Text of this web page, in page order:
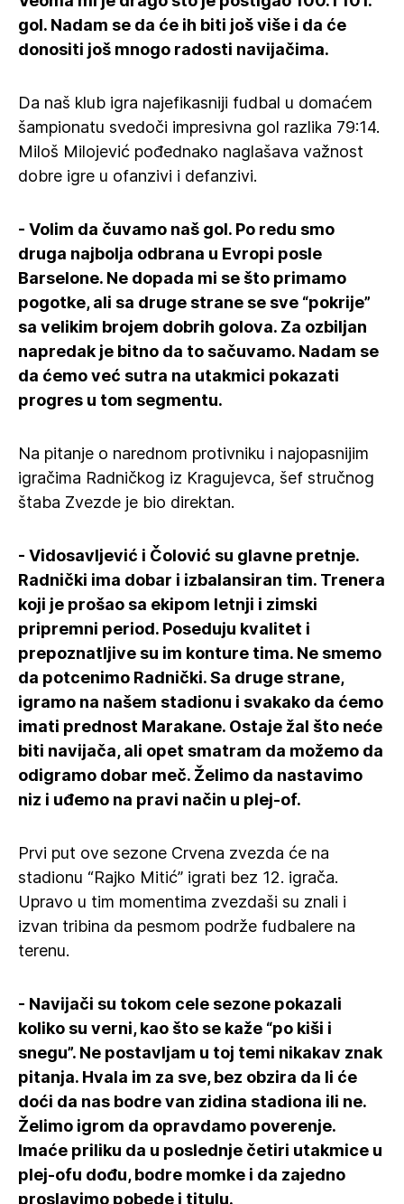
gol. Nadam se da će ih biti još više i da će
donositi još mnogo radosti navijačima.
Da naš klub igra najefikasniji fudbal u domaćem
šampionatu svedoči impresivna gol razlika 79:14.
Miloš Milojević pođednako naglašava važnost
dobre igre u ofanzivi i defanzivi.
- Volim da čuvamo naš gol. Po redu smo
druga najbolja odbrana u Evropi posle
Barselone. Ne dopada mi se što primamo
pogotke, ali sa druge strane se sve “pokrije”
sa velikim brojem dobrih golova. Za ozbiljan
napredak je bitno da to sačuvamo. Nadam se
da ćemo već sutra na utakmici pokazati
progres u tom segmentu.
Na pitanje o narednom protivniku i najopasnijim
igračima Radničkog iz Kragujevca, šef stručnog
štaba Zvezde je bio direktan.
- Vidosavljević i Čolović su glavne pretnje.
Radnički ima dobar i izbalansiran tim. Trenera
koji je prošao sa ekipom letnji i zimski
pripremni period. Poseduju kvalitet i
prepoznatljive su im konture tima. Ne smemo
da potcenimo Radnički. Sa druge strane,
igramo na našem stadionu i svakako da ćemo
imati prednost Marakane. Ostaje žal što neće
biti navijača, ali opet smatram da možemo da
odigramo dobar meč. Želimo da nastavimo
niz i uđemo na pravi način u plej-of.
Prvi put ove sezone Crvena zvezda će na
stadionu “Rajko Mitić” igrati bez 12. igrača.
Upravo u tim momentima zvezdaši su znali i
izvan tribina da pesmom podrže fudbalere na
terenu.
- Navijači su tokom cele sezone pokazali
koliko su verni, kao što se kaže “po kiši i
snegu”. Ne postavljam u toj temi nikakav znak
pitanja. Hvala im za sve, bez obzira da li će
doći da nas bodre van zidina stadiona ili ne.
Želimo igrom da opravdamo poverenje.
Imaće priliku da u poslednje četiri utakmice u
plej-ofu dođu, bodre momke i da zajedno
proslavimo pobede i titulu.